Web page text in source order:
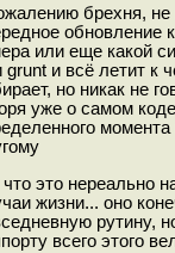
брехня, не
обновление
или еще какой
grunt и всё летит к
но никак не
уже о самом
что это нереально
жизни... оно
рутину,
всего этого